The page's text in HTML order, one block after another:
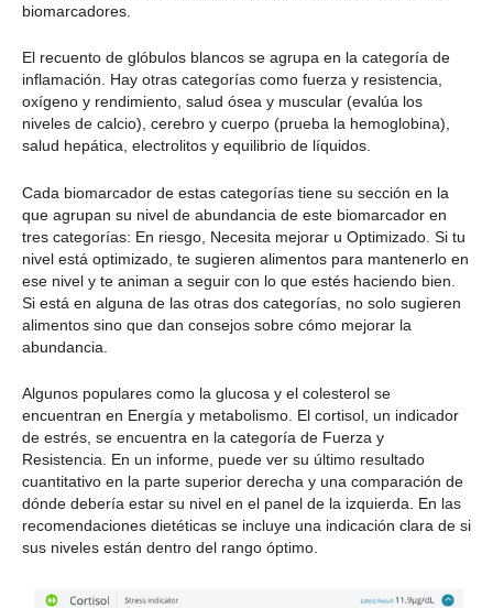
biomarcadores.
El recuento de glóbulos blancos se agrupa en la categoría de
inflamación. Hay otras categorías como fuerza y resistencia,
oxígeno y rendimiento, salud ósea y muscular (evalúa los
niveles de calcio), cerebro y cuerpo (prueba la hemoglobina),
salud hepática, electrolitos y equilibrio de líquidos.
Cada biomarcador de estas categorías tiene su sección en la
que agrupan su nivel de abundancia de este biomarcador en
tres categorías: En riesgo, Necesita mejorar u Optimizado. Si tu
nivel está optimizado, te sugieren alimentos para mantenerlo en
ese nivel y te animan a seguir con lo que estés haciendo bien.
Si está en alguna de las otras dos categorías, no solo sugieren
alimentos sino que dan consejos sobre cómo mejorar la
abundancia.
Algunos populares como la glucosa y el colesterol se
encuentran en Energía y metabolismo. El cortisol, un indicador
de estrés, se encuentra en la categoría de Fuerza y
Resistencia. En un informe, puede ver su último resultado
cuantitativo en la parte superior derecha y una comparación de
dónde debería estar su nivel en el panel de la izquierda. En las
recomendaciones dietéticas se incluye una indicación clara de si
sus niveles están dentro del rango óptimo.